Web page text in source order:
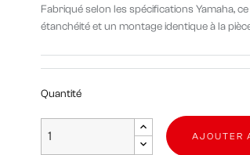
Fabriqué selon les spécifications Yamaha,
étanchéité et un montage identique à la
Quantité
AJOUTER